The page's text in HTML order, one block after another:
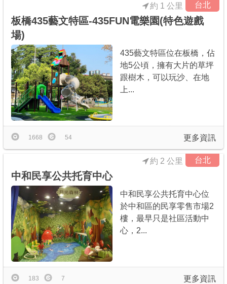
台北
板橋435藝文特區-435FUN電樂園(特色遊戲
場)
約 1 公里
435藝文特區位在板橋，佔
地5公頃，擁有大片的草坪
跟樹木，可以玩沙、在地
上...
更多資訊
1668 54
台北
中和民享公共托育中心
約 2 公里
中和民享公共托育中心位
於中和區的民享零售市場2
樓，最早只是社區活動中
心，2...
更多資訊
183 7